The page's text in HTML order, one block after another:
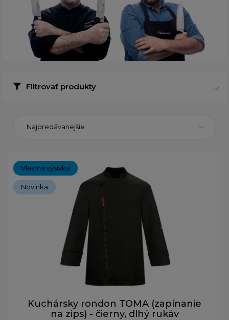
Filtrovať produkty
Najpredávanejšie
Vlastná výšivka
Novinka
Kuchársky rondon TOMA (zapínanie
na zips) - čierny, dlhý rukáv